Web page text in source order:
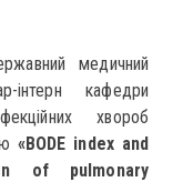
медичний
інтерн кафедри
хвороб
«BODE index and
of pulmonary